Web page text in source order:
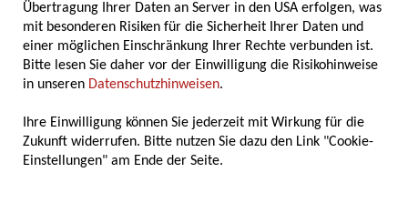
Übertragung Ihrer Daten an Server in den USA erfolgen, was
mit besonderen Risiken für die Sicherheit Ihrer Daten und
einer möglichen Einschränkung Ihrer Rechte verbunden ist.
Bitte lesen Sie daher vor der Einwilligung die Risikohinweise
in unseren Datenschutzhinweisen.
Ihre Einwilligung können Sie jederzeit mit Wirkung für die
Zukunft widerrufen. Bitte nutzen Sie dazu den Link "Cookie-
Einstellungen" am Ende der Seite.
im Rahmen seiner diesjährigen
Mitgliederversammlung am 7. und 8. Mai
2025 in Marburg zugleich ein besonderes
Jubiläum: Seit nunmehr 80 Jahren vertritt der
Gewürzindustrie...